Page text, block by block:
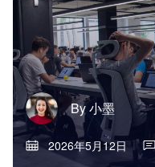
By小墨
2026年5月12日